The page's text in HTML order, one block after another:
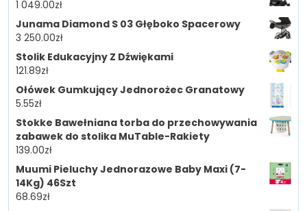
1 049.00zł
Junama Diamond S 03 Głęboko Spacerowy
3 250.00zł
Stolik Edukacyjny Z Dźwiękami
121.89zł
Ołówek Gumkujący Jednorożec Granatowy
5.55zł
Stokke Bawełniana torba do przechowywania
zabawek do stolika MuTable-Rakiety
139.00zł
Muumi Pieluchy Jednorazowe Baby Maxi (7-
14Kg) 46Szt
68.69zł